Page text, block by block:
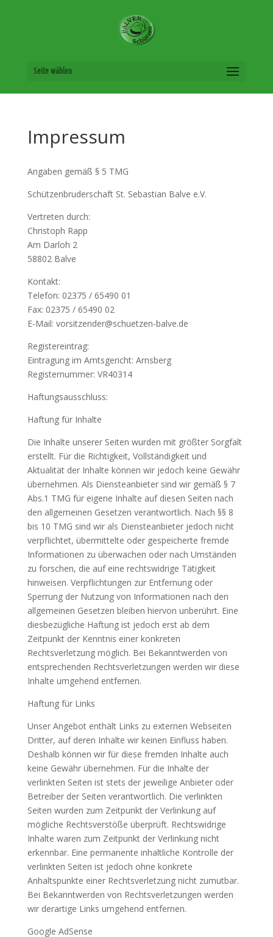
Seite wählen
Impressum
Angaben gemäß § 5 TMG
Schützenbruderschaft St. Sebastian Balve e.V.
Vertreten durch:
Christoph Rapp
Am Darloh 2
58802 Balve
Kontakt:
Telefon: 02375 / 65490 01
Fax: 02375 / 65490 02
E-Mail: vorsitzender@schuetzen-balve.de
Registereintrag:
Eintragung im Amtsgericht: Arnsberg
Registernummer: VR40314
Haftungsausschluss:
Haftung für Inhalte
Die Inhalte unserer Seiten wurden mit größter Sorgfalt
erstellt. Für die Richtigkeit, Vollständigkeit und
Aktualität der Inhalte können wir jedoch keine Gewähr
übernehmen. Als Diensteanbieter sind wir gemäß § 7
Abs.1 TMG für eigene Inhalte auf diesen Seiten nach
den allgemeinen Gesetzen verantwortlich. Nach §§ 8
bis 10 TMG sind wir als Diensteanbieter jedoch nicht
verpflichtet, übermittelte oder gespeicherte fremde
Informationen zu überwachen oder nach Umständen
zu forschen, die auf eine rechtswidrige Tätigkeit
hinweisen. Verpflichtungen zur Entfernung oder
Sperrung der Nutzung von Informationen nach den
allgemeinen Gesetzen bleiben hiervon unberührt. Eine
diesbezügliche Haftung ist jedoch erst ab dem
Zeitpunkt der Kenntnis einer konkreten
Rechtsverletzung möglich. Bei Bekanntwerden von
entsprechenden Rechtsverletzungen werden wir diese
Inhalte umgehend entfernen.
Haftung für Links
Unser Angebot enthält Links zu externen Webseiten
Dritter, auf deren Inhalte wir keinen Einfluss haben.
Deshalb können wir für diese fremden Inhalte auch
keine Gewähr übernehmen. Für die Inhalte der
verlinkten Seiten ist stets der jeweilige Anbieter oder
Betreiber der Seiten verantwortlich. Die verlinkten
Seiten wurden zum Zeitpunkt der Verlinkung auf
mögliche Rechtsverstöße überprüft. Rechtswidrige
Inhalte waren zum Zeitpunkt der Verlinkung nicht
erkennbar. Eine permanente inhaltliche Kontrolle der
verlinkten Seiten ist jedoch ohne konkrete
Anhaltspunkte einer Rechtsverletzung nicht zumutbar.
Bei Bekanntwerden von Rechtsverletzungen werden
wir derartige Links umgehend entfernen.
Google AdSense